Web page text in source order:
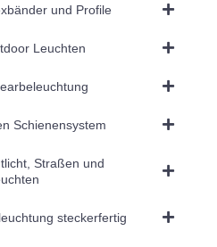
und Profile
Leuchten
Schienensystem
Straßen und
steckerfertig